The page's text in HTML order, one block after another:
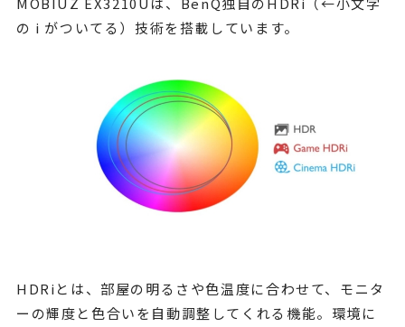
の i がついてる）技術を搭載しています。
HDRiとは、部屋の明るさや色温度に合わせて、モニタ
ーの輝度と色合いを自動調整してくれる機能。環境に